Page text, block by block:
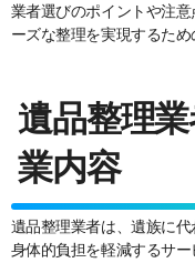
業者選びのポイントや注
ーズな整理を実現するため
遺品整理
業内容
遺品整理業者は、遺族に
身体的負担を軽減するサ